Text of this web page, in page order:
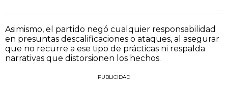
Asimismo, el partido negó cualquier responsabilidad
en presuntas descalificaciones o ataques, al asegurar
que no recurre a ese tipo de prácticas ni respalda
narrativas que distorsionen los hechos.
PUBLICIDAD